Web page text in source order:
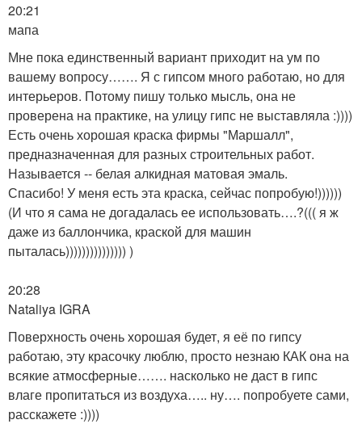
20:21
мапа
Мне пока единственный вариант приходит на ум по
вашему вопросу……. Я с гипсом много работаю, но для
интерьеров. Потому пишу только мысль, она не
проверена на практике, на улицу гипс не выставляла :))))
Есть очень хорошая краска фирмы "Маршалл",
предназначенная для разных строительных работ.
Называется -- белая алкидная матовая эмаль.
Спасибо! У меня есть эта краска, сейчас попробую!))))))
(И что я сама не догадалась ее использовать….?((( я ж
даже из баллончика, краской для машин
пыталась))))))))))))))) )
20:28
Nataliya IGRA
Поверхность очень хорошая будет, я её по гипсу
работаю, эту красочку люблю, просто незнаю КАК она на
всякие атмосферные……. насколько не даст в гипс
влаге пропитаться из воздуха….. ну…. попробуете сами,
расскажете :))))